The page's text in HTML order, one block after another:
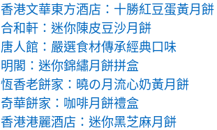
香港文華東方酒店：十勝紅豆蛋黃月餅
合和軒：迷你陳皮豆沙月餅
唐人館：嚴選食材傳承經典口味
明閣：迷你錦繡月餅拼盒
恆香老餅家：曉の月流心奶黃月餅
奇華餅家：咖啡月餅禮盒
香港港麗酒店：迷你黑芝麻月餅